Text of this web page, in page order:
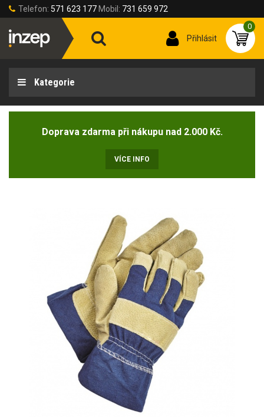
Telefon: 571 623 177 Mobil: 731 659 972
Přihlásit
0
Kategorie
Doprava zdarma při nákupu nad 2.000 Kč.
VÍCE INFO